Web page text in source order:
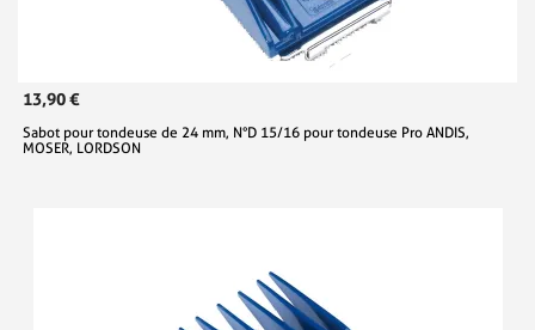
13,90 €
Sabot pour tondeuse de 24 mm, N°D 15/16 pour tondeuse Pro ANDIS,
MOSER, LORDSON